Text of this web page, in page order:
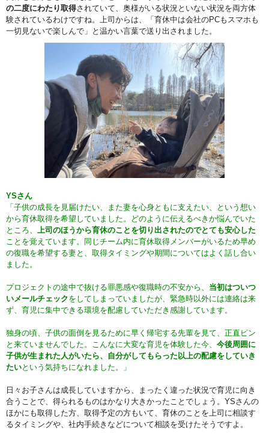
の二度にわたり取得されていて、奥様がいる状況といない状況を両方体
験されているわけですね。上司からは、「育休中は会社のPCもスマホも
一切見ないで楽しんで」と温かい言葉で送り出されました。
YSさん
「子供の成長を見届けたい、また妻を心身ともに支えたい、という想い
から育休取得を希望していました。どのように伝えるべきか悩んでいた
ところ、 上司のほうから育休のことを切り出されたのでとても安心した
ことを覚えています。同じチーム内に育休取得メンバーがいるため早め
の復職を希望する妻と、取得タイミングや期間についてはよく話し合い
ました。
プロジェクトの途中で抜ける罪悪感や復職時の不安から、 当初はついつ
いメールチェックをしてしまっていましたが、緊急時以外には連絡は来
ず、育児に集中できる環境を配慮していただき感謝しています。
独身の頃、子供の面倒を見るために早く帰宅する先輩を見て、正直ピン
と来ていませんでした。こんなに大変な育児を体験した今、 今後周囲に
子供が生まれた人がいたら、自分がしてもらった以上の配慮をしていき
たいという気持ちになれました。」
日々お子さんは成長していますから、まったく違った状況で育児に向き
合うことで、得られるものはかなり大きかったことでしょう。YSさんの
ほかにも取得した方、取得予定の方もいて、育休のことを上司に相談す
るタイミングや、社内手続きなどについて相談を受けたそうですよ。